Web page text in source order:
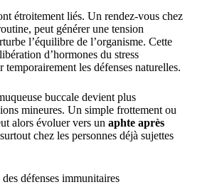
étroitement liés. Un rendez-vous chez
peut générer une tension
l’équilibre de l’organisme. Cette
d’hormones du stress
temporairement les défenses naturelles.
buccale devient plus
mineures. Un simple frottement ou
alors évoluer vers un aphte après
chez les personnes déjà sujettes
défenses immunitaires